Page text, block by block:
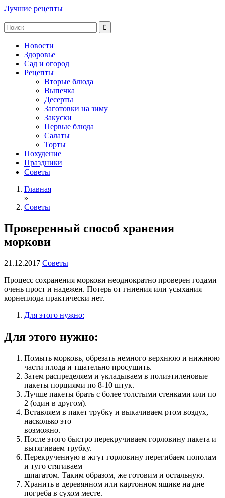
Лучшие рецепты
Новости
Здоровье
Сад и огород
Рецепты
Вторые блюда
Выпечка
Десерты
Заготовки на зиму
Закуски
Первые блюда
Салаты
Торты
Похудение
Праздники
Советы
Главная
»
Советы
Проверенный способ хранения
моркови
21.12.2017 Советы
Процесс сохранения моркови неоднократно проверен годами
очень прост и надежен. Потерь от гниения или усыхания
корнеплода практически нет.
Для этого нужно:
Для этого нужно:
Помыть морковь, обрезать немного верхнюю и нижнюю
части плода и тщательно просушить.
Затем распределяем и укладываем в полиэтиленовые
пакеты порциями по 8-10 штук.
Лучше пакеты брать с более толстыми стенками или по
2 (один в другом).
Вставляем в пакет трубку и выкачиваем ртом воздух,
насколько это
возможно.
После этого быстро перекручиваем горловину пакета и
вытягиваем трубку.
Перекрученную в жгут горловину перегибаем пополам
и туго стягиваем
шпагатом. Таким образом, же готовим и остальную.
Хранить в деревянном или картонном ящике на дне
погреба в сухом месте.